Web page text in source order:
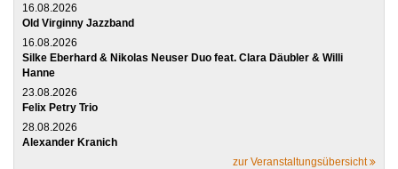
16.08.2026
Old Virginny Jazzband
16.08.2026
Silke Eberhard & Nikolas Neuser Duo feat. Clara Däubler & Willi
Hanne
23.08.2026
Felix Petry Trio
28.08.2026
Alexander Kranich
zur Veranstaltungsübersicht